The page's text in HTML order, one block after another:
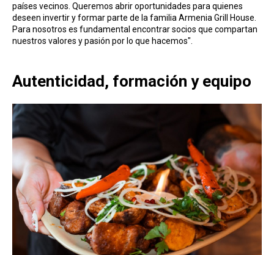
países vecinos. Queremos abrir oportunidades para quienes
deseen invertir y formar parte de la familia Armenia Grill House.
Para nosotros es fundamental encontrar socios que compartan
nuestros valores y pasión por lo que hacemos".
Autenticidad, formación y equipo